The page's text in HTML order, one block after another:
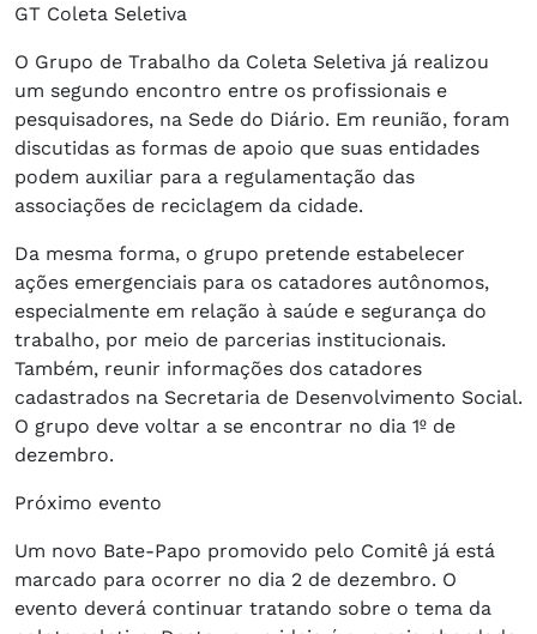
GT Coleta Seletiva
O Grupo de Trabalho da Coleta Seletiva já realizou
um segundo encontro entre os profissionais e
pesquisadores, na Sede do Diário. Em reunião, foram
discutidas as formas de apoio que suas entidades
podem auxiliar para a regulamentação das
associações de reciclagem da cidade.
Da mesma forma, o grupo pretende estabelecer
ações emergenciais para os catadores autônomos,
especialmente em relação à saúde e segurança do
trabalho, por meio de parcerias institucionais.
Também, reunir informações dos catadores
cadastrados na Secretaria de Desenvolvimento Social.
O grupo deve voltar a se encontrar no dia 1º de
dezembro.
Próximo evento
Um novo Bate-Papo promovido pelo Comitê já está
marcado para ocorrer no dia 2 de dezembro. O
evento deverá continuar tratando sobre o tema da